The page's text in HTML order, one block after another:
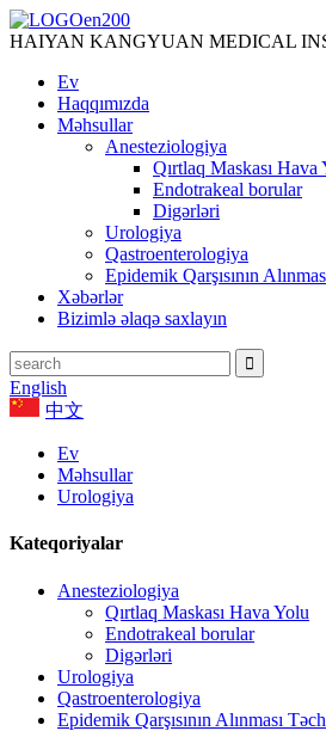
HAIYAN KANGYUAN MEDICAL
Ev
Haqqımızda
Məhsullar
Anesteziologiya
Qırtlaq Maskası Hava
Endotrakeal borular
Digərləri
Urologiya
Qastroenterologiya
Epidemik Qarşısının
Xəbərlər
Bizimlə əlaqə saxlayın
English
中文
Ev
Məhsullar
Urologiya
Kateqoriyalar
Anesteziologiya
Qırtlaq Maskası Hava Yolu
Endotrakeal borular
Digərləri
Urologiya
Qastroenterologiya
Epidemik Qarşısının Alınması